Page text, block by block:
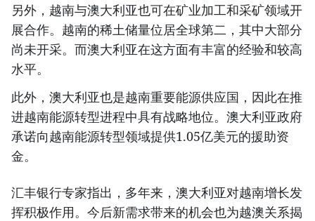
另外，越南与澳大利亚也可在矿业加工和采矿领域开
展合作。越南的稀土储量位居全球第二，其中大部分
尚未开采。而澳大利亚在这方面有丰富的经验和较高
水平。
此外，澳大利亚也是越南重要能源供应国，因此在推
进越南能源转型进程中具有战略地位。澳大利亚政府
承诺向越南能源转型领域提供1.05亿美元的援助资
金。
汇丰银行专家指出，多年来，澳大利亚对越南增长发
挥积极作用。今后新需求带来的机会也为越澳关系揭